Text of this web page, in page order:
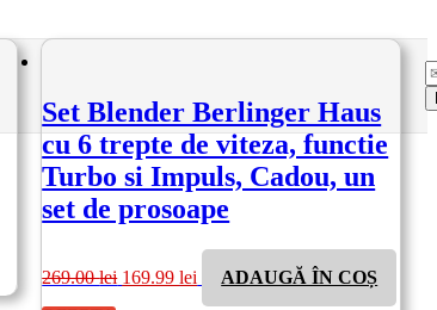
Set Blender Berlinger Haus
cu 6 trepte de viteza, functie
Turbo si Impuls, Cadou, un
set de prosoape
269.00lei inițial
169.99lei
Prețul
curent
este:
ADAUGĂ ÎN COȘ